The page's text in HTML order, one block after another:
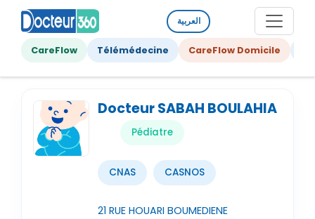
العربية
CareFlow Télémédecine CareFlow Domicile
Docteur SABAH BOULAHIA
Pédiatre
CNAS CASNOS
21 RUE HOUARI BOUMEDIENE